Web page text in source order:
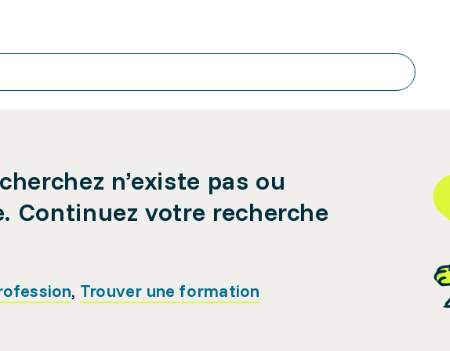
n’existe pas ou
Continuez votre recherche
, Trouver une formation